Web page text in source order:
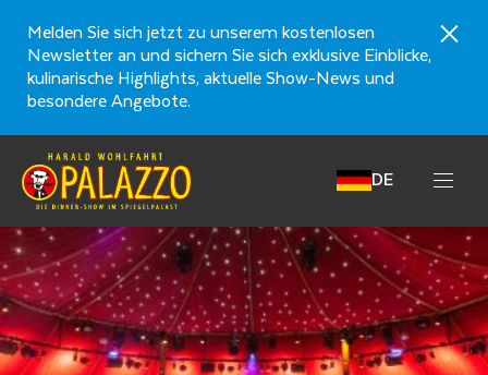
Melden Sie sich jetzt zu unserem kostenlosen
Newsletter an und sichern Sie sich exklusive Einblicke,
kulinarische Highlights, aktuelle Show-News und
besondere Angebote.
DE